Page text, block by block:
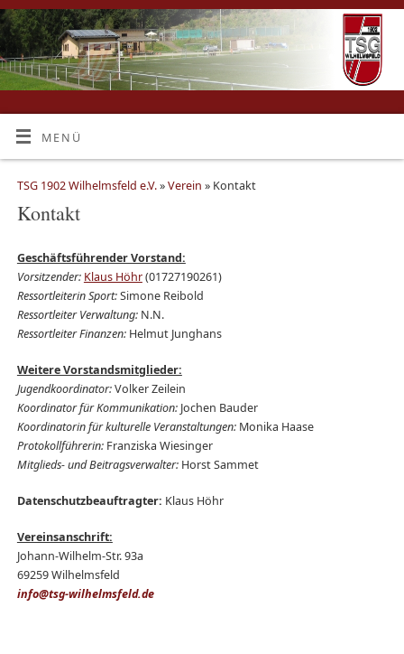
MENÜ
TSG 1902 Wilhelmsfeld e.V.»Verein » Kontakt
Kontakt
Geschäftsführender Vorstand:
Vorsitzender: Klaus Höhr(01727190261)
Ressortleiterin Sport:Simone Reibold
Ressortleiter Verwaltung:N.N.
Ressortleiter Finanzen:Helmut Junghans
Weitere Vorstandsmitglieder:
Jugendkoordinator:Volker Zeilein
Koordinator für Kommunikation:Jochen Bauder
Koordinatorin für kulturelle Veranstaltungen:Monika Haase
Protokollführerin:Franziska Wiesinger
Mitglieds- und Beitragsverwalter:Horst Sammet
Datenschutzbeauftragter: Klaus Höhr
Vereinsanschrift:
Johann-Wilhelm-Str. 93a
69259 Wilhelmsfeld
info@tsg-wilhelmsfeld.de